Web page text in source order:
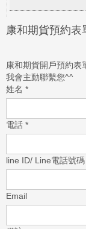
康和期貨預約表
康和期貨開戶預約表
我會主動聯繫您^^
姓名 *
電話 *
line ID/ Line電話號碼
Email